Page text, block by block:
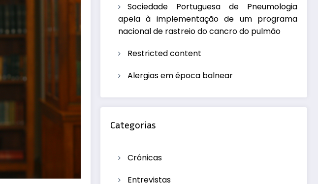
Sociedade Portuguesa de Pneumologia
apela à implementação de um programa
nacional de rastreio do cancro do pulmão
Restricted content
Alergias em época balnear
Categorias
Crónicas
Entrevistas